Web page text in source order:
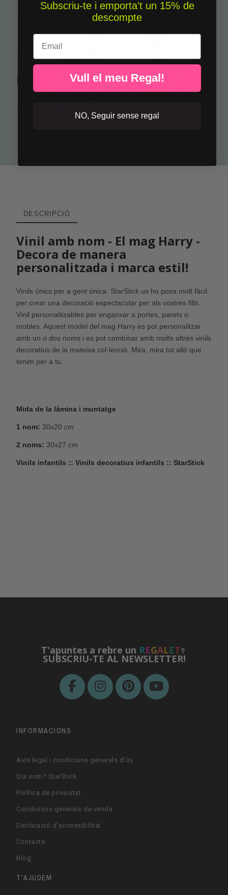
El mag Harry - Vinils infantils per a nens i nenes
DESCRIPCIÓ
Vinil amb nom - El mag Harry -
Decora de manera
personalitzada i marca estil!
Vinils únics per a gent única. StarStick us ho posa molt fàcil
per crear una decoració espectacular per als vostres fills.
Vinil personalitzables per enganxar a portes, parets o
mobles. Aquest model del mag Harry es pot personalitzar
amb un o dos noms i es pot combinar amb molts altres vinils
decoratius de la mateixa col·lecció. Mira, mira tot allò que
tenim per a tu.
Mida de la làmina i muntatge
1 nom: 30x20 cm
2 noms: 30x27 cm
Vinils infantils :: Vinils decoratius infantils :: StarStick
T'apuntes a rebre un REGALET?
SUBSCRIU-TE AL NEWSLETTER!
INFORMACIONS
Avís legal i condicions generals d'ús
Qui som? StarStick
Política de privacitat
Condicions generals de venda
Declaració d'accessibilitat
Contacte
Blog
T'AJUDEM
Subscriu-te i emporta't un 15% de
descompte
Email
Vull el meu Regal!
NO, Seguir sense regal